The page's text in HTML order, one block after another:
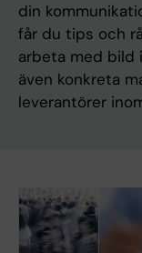
din
får du tips och
arbeta med bild
även konkreta
leverantörer